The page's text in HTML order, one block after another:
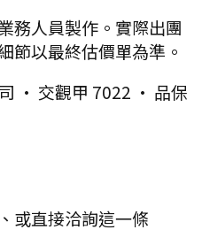
務人員製作。實際出團
節以最終估價單為準。
· 交觀甲 7022 · 品保
或直接洽詢這一條